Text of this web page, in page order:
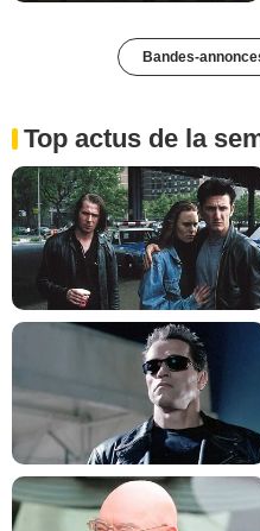
Bandes-
Top actus de la